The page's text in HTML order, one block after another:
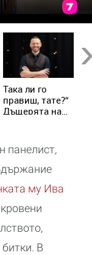
Така ли го
правиш, тате?“
Дъщерята на
панелист,
му Ива
В